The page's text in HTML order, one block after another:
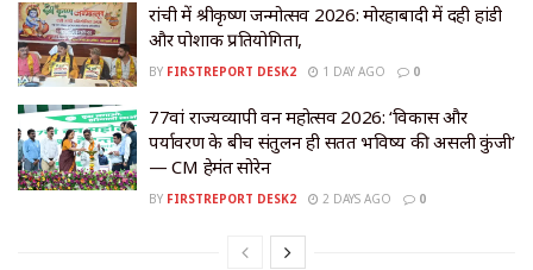
रांची में श्रीकृष्ण जन्मोत्सव 2026: मोरहाबादी में दही हांडी
और पोशाक प्रतियोगिता,
BY FIRSTREPORT DESK2 1 DAY AGO 0
77वां राज्यव्यापी वन महोत्सव 2026: ‘विकास और
पर्यावरण के बीच संतुलन ही सतत भविष्य की असली कुंजी’
— CM हेमंत सोरेन
BY FIRSTREPORT DESK2 2 DAYS AGO 0